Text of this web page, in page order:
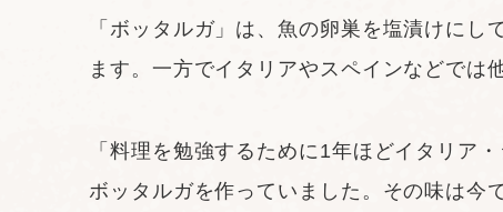
「ボッタルガ」は、魚の卵巣を塩漬けに
ます。一方でイタリアやスペインなどでは
「料理を勉強するために1年ほどイタリア
ボッタルガを作っていました。その味は今